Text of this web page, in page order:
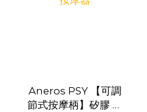
Aneros PSY 【可調
節式按摩柄】矽膠 前